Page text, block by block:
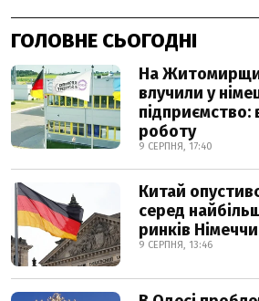
ГОЛОВНЕ СЬОГОДНІ
На
влучили у
підприємство:
роботу
9 СЕРПНЯ, 17:40
Китай
серед
ринків
9 СЕРПНЯ, 13:46